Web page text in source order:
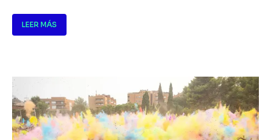
LEER MÁS